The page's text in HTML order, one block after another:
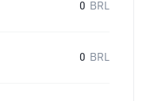
0 BRL
0 BRL